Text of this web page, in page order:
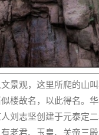
景观，这里所爬的山
楼故名，以此得名。华
刘志坚创建于元泰定二
老君、玉皇、关帝三